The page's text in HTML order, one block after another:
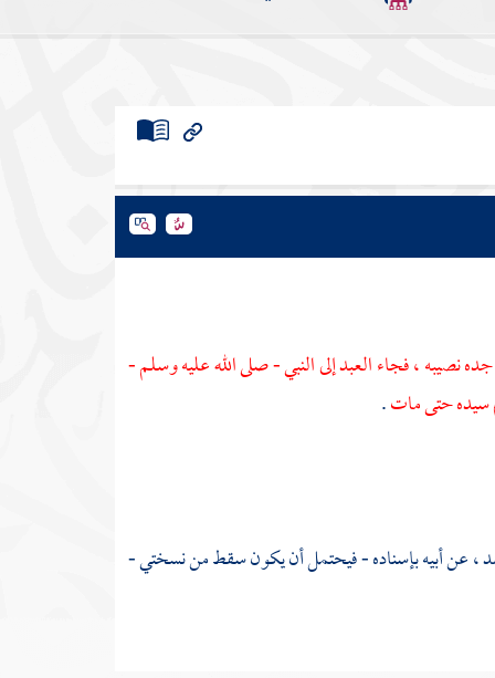
نصيبه ، فجاء العبد إلى النبي - صلى الله عليه وسلم -
سيده حتى مات.
، عن أبيه بإسناده - فيحتمل أن يكون سقط من نسختي -